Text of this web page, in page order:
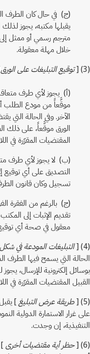
(ج) في حال كان الطرف
يقبلها مكتبه، يجوز
مترجم رسمي أو ممثل إلى
خلال مهلة معقولة.
(3) [
توقيع التبليغات على الورق
(أ) يجوز لأي طرف
موقَّعاً من مودع
الآخر. وفي الحالة التي
الورق موقَّعاً، على ذلك
المقتضيات المقرّرة في
(ب) لا يجوز لأي طرف
التصديق على أي توقيع
تسجيل وكان قانون
(ج) بالرغم من الفقرة
تقديم الإثبات إلى
معقول في صحة أي توقيع
(4) [
التبليغات المودعة في شكل
الحالة التي يسمح فيها الطرف
بوسائل إلكترونية للإرسال،
القبيل المقتضيات المقرّرة في
(5) [
طريقة عرض التبليغ]
على غرار الاستمارة الدولية
التنفيذية، إن وجدت.
(6) [
حظر أية مقتضيات أخرى]